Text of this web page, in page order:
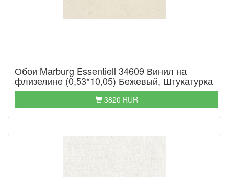
Обои Marburg Essentiell 34609 Винил на
флизелине (0,53*10,05) Бежевый, Штукатурка
3820 RUR